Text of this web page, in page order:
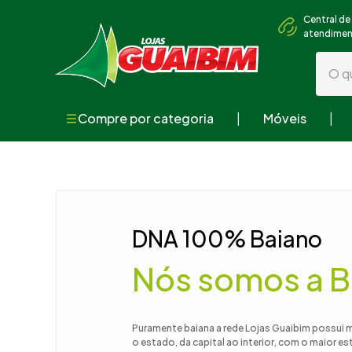
Central de
O
Compre por categoria Móveis
DNA 100% Baiano
Nós somos a
Puramente baiana a rede Lojas Guaibim
o estado, da capital ao interior, com o maior
Termos
4º
sofá
6
cama
7º
tv